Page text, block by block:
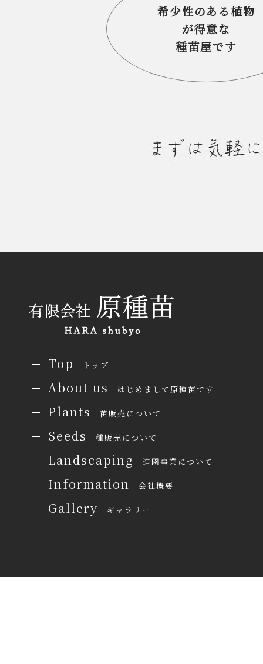
希少性のある植物
が得意な
種苗屋です
Top トップ
About us はじめまして原種苗です
Plants 苗販売について
Seeds 種販売について
Landscaping 造園事業について
Information 会社概要
Gallery ギャラリー